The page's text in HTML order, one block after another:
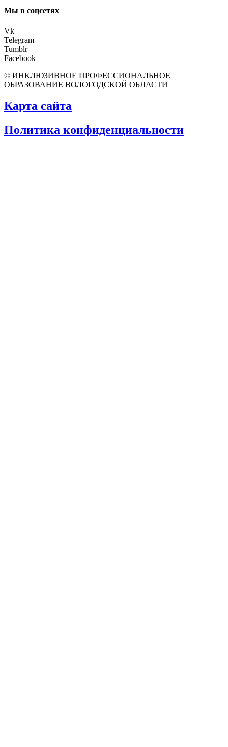
Мы в соцсетях
Vk
Telegram
Tumblr
Facebook
© ИНКЛЮЗИВНОЕ ПРОФЕССИОНАЛЬНОЕ
ОБРАЗОВАНИЕ ВОЛОГОДСКОЙ ОБЛАСТИ
Карта сайта
Политика конфиденциальности